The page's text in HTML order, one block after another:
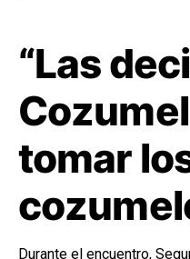
“Las
tomar
Durante el encuentro,